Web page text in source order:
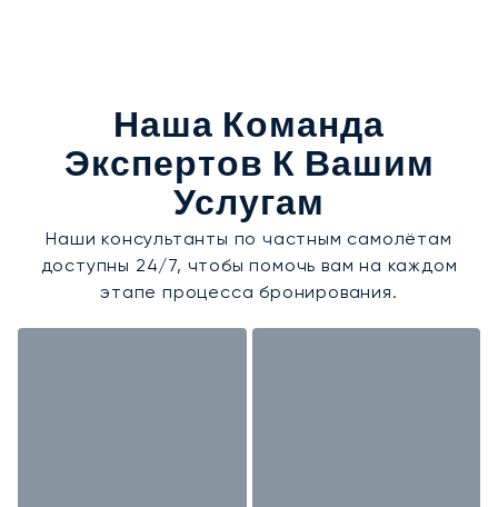
Наша Команда
Экспертов К Вашим
Услугам
Наши консультанты по частным самолётам
доступны 24/7, чтобы помочь вам на каждом
этапе процесса бронирования.